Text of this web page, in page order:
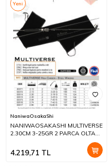
Yeni
NaniwaOsakaShi
NANIWAOSAKASHI MULTIVERSE
2.30CM 3-25GR 2 PARCA OLTA
4.219,71 TL